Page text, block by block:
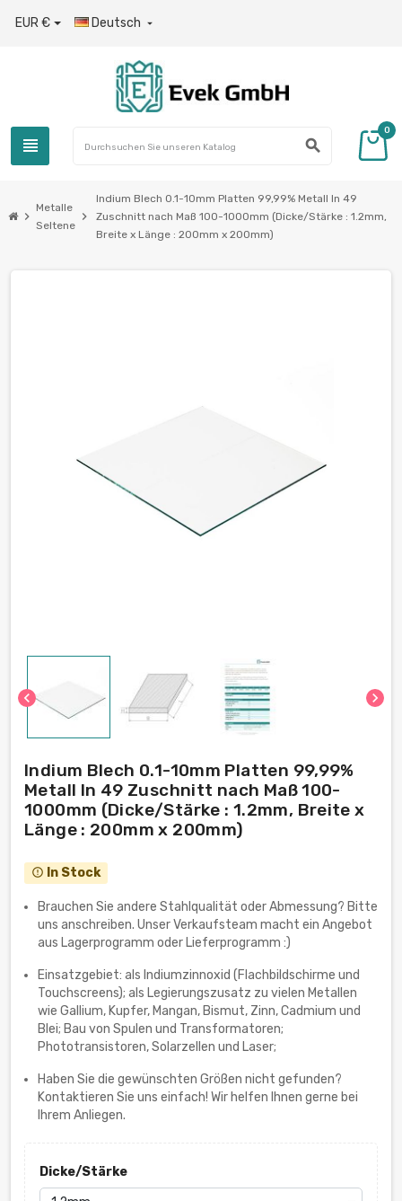
EUR € Deutsch 
view_headline search
0
chevron_right
Metalle
Seltene
chevron_right
Indium Blech 0.1-10mm Platten 99,99% Metall In 49
Zuschnitt nach Maß 100-1000mm (Dicke/Stärke : 1.2mm,
Breite x Länge : 200mm x 200mm)
chevron_left chevron_right
Indium Blech 0.1-10mm Platten 99,99%
Metall In 49 Zuschnitt nach Maß 100-
1000mm (Dicke/Stärke : 1.2mm, Breite x
Länge : 200mm x 200mm)
error_outline In Stock
Brauchen Sie andere Stahlqualität oder Abmessung? Bitte
uns anschreiben. Unser Verkaufsteam macht ein Angebot
aus Lagerprogramm oder Lieferprogramm :)
Einsatzgebiet: als Indiumzinnoxid (Flachbildschirme und
Touchscreens); als Legierungszusatz zu vielen Metallen
wie Gallium, Kupfer, Mangan, Bismut, Zinn, Cadmium und
Blei; Bau von Spulen und Transformatoren;
Phototransistoren, Solarzellen und Laser;
Haben Sie die gewünschten Größen nicht gefunden?
Kontaktieren Sie uns einfach! Wir helfen Ihnen gerne bei
Ihrem Anliegen.
Dicke/Stärke